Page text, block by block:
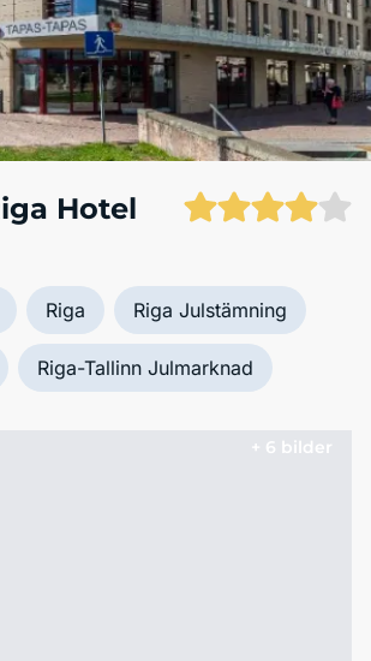
Hotel
Riga Riga Julstämning
Riga-Tallinn Julmarknad
+ 6 bilder